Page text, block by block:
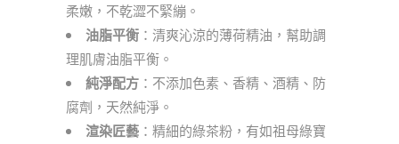
柔嫩，不乾澀不緊繃。
油脂平衡 ：清爽沁涼的薄荷精油，幫助調
理肌膚油脂平衡。
純淨配方 ：不添加色素、香精、酒精、防
腐劑，天然純淨。
渲染匠藝 ：精細的綠茶粉，有如祖母綠寶